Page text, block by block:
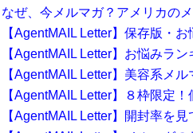
なぜ、今メルマガ？アメリカの
【AgentMAIL Letter】保存版・
【AgentMAIL Letter】お悩みラ
【AgentMAIL Letter】美容系メ
【AgentMAIL Letter】８枠限定
【AgentMAIL Letter】開封率を